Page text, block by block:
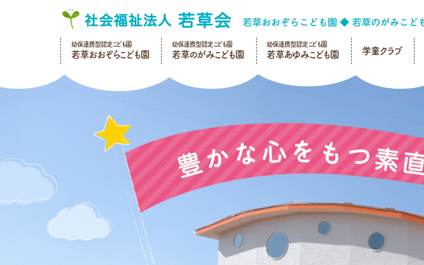
幼保連携型認定こども園
若草おおぞらこども園
幼保連携型認定こども園
若草のがみこども園
幼保連携型認定こども園
若草あゆみこども園 学童クラブ